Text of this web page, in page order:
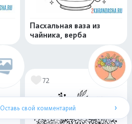
Пасхальная ваза из
чайника, верба
72
Оставь свой комментарий ›